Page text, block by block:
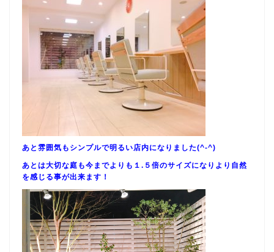
あと雰囲気もシンプルで明るい店内になりました(^-^)
あとは大切な庭も今までよりも１.５倍のサイズになりより自然
を感じる事が出来ます！